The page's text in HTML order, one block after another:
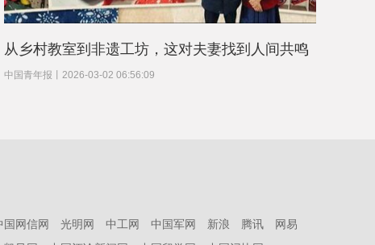
从乡村教室到非遗工坊，这对夫妻找到人间共鸣
中国青年报 2026-03-02 06:56:09
国网信网 光明网 中工网 中国军网 新浪 腾讯
网易